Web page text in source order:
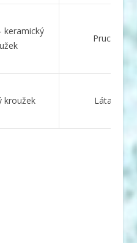
keramický
Prucková
kroužek Látalová